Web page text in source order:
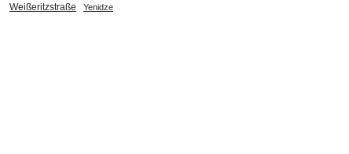
Weißeritzstraße
Yenidze